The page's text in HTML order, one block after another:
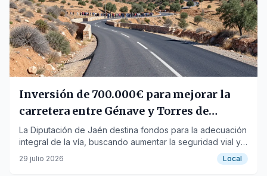
Inversión de 700.000€ para mejorar la
carretera entre Génave y Torres de
Albanchez
La Diputación de Jaén destina fondos para la adecuación
integral de la vía, buscando aumentar la seguridad vial y
mejorar la circulación.
29 julio 2026 Local